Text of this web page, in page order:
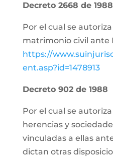
Decreto 2668 de 1988
Por el cual se
matrimonio civil ante
https://
ent.asp?id=1478913
Decreto 902 de 1988
Por el cual se
herencias y
vinculadas a ellas
dictan otras